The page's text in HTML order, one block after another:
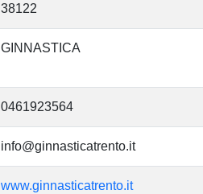
38122
GINNASTICA
0461923564
info@ginnasticatrento.it
www.ginnasticatrento.it